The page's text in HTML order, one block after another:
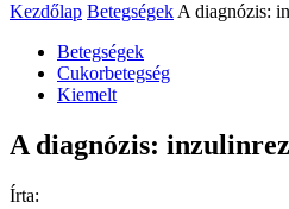
Kezdőlap Betegségek A diagnózis:
Betegségek
Cukorbetegség
Kiemelt
A diagnózis:
Írta: